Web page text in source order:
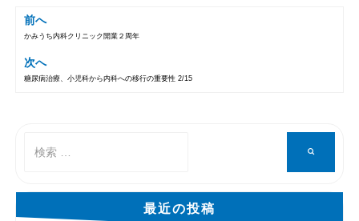
前へ
かみうち内科クリニック開業２周年
次へ
糖尿病治療、小児科から内科への移行の重要性 2/15
象:
最近の投稿